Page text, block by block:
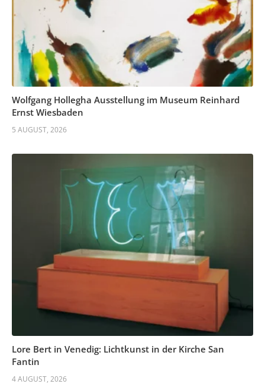
Wolfgang Hollegha Ausstellung im Museum Reinhard
Ernst Wiesbaden
5 AUGUST, 2026
Lore Bert in Venedig: Lichtkunst in der Kirche San
Fantin
4 AUGUST, 2026